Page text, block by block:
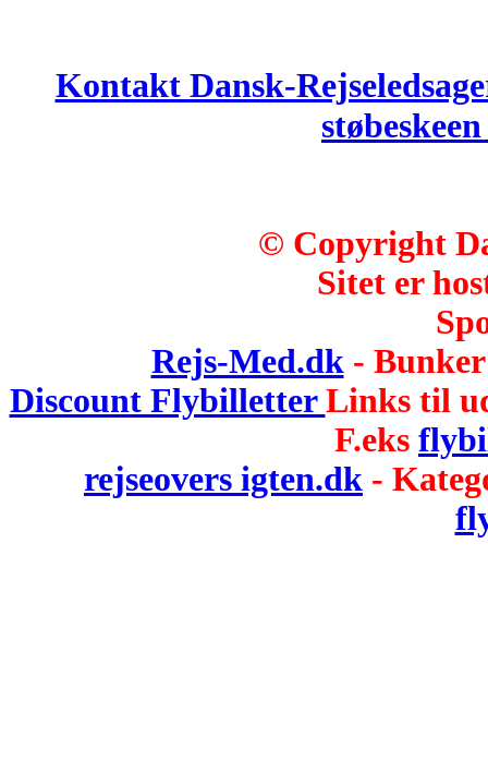
Kontakt Dansk-
© Copyright
Sitet er
Rejs-Med.dk- Bunker
Discount Flybilletter Links til
F.eks
rejseovers igten.dk -